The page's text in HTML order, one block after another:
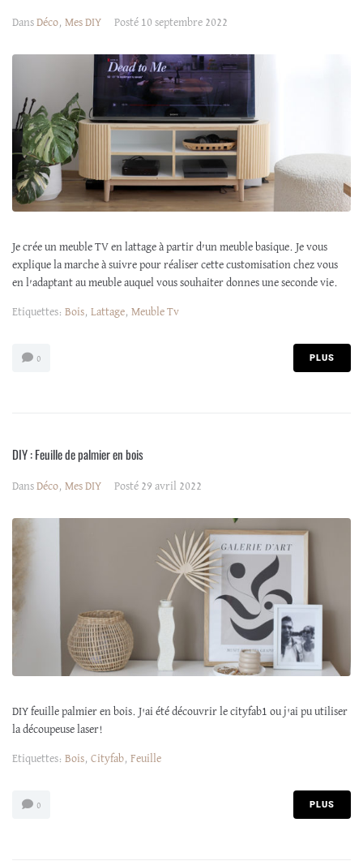
Dans Déco, Mes DIY Posté 10 septembre 2022
Je crée un meuble TV en lattage à partir d’un meuble basique. Je vous
explique la marche à suivre pour réaliser cette customisation chez vous
en l’adaptant au meuble auquel vous souhaiter donnes une seconde vie.
Etiquettes: Bois, Lattage, Meuble Tv
0 PLUS
DIY : Feuille de palmier en bois
Dans Déco, Mes DIY Posté 29 avril 2022
DIY feuille palmier en bois. J'ai été découvrir le cityfab1 ou j'ai pu utiliser
la découpeuse laser!
Etiquettes: Bois, Cityfab, Feuille
0 PLUS